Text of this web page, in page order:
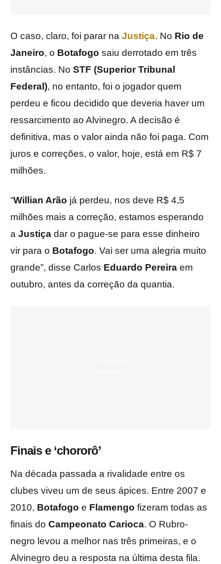
O caso, claro, foi parar na Justiça. No Rio de
Janeiro, o Botafogo saiu derrotado em três
instâncias. No STF (Superior Tribunal
Federal), no entanto, foi o jogador quem
perdeu e ficou decidido que deveria haver um
ressarcimento ao Alvinegro. A decisão é
definitiva, mas o valor ainda não foi paga. Com
juros e correções, o valor, hoje, está em R$ 7
milhões.
“Willian Arão já perdeu, nos deve R$ 4,5
milhões mais a correção, estamos esperando
a Justiça dar o pague-se para esse dinheiro
vir para o Botafogo. Vai ser uma alegria muito
grande”, disse Carlos Eduardo Pereira em
outubro, antes da correção da quantia.
Finais e ‘chororô’
Na década passada a rivalidade entre os
clubes viveu um de seus ápices. Entre 2007 e
2010, Botafogo e Flamengo fizeram todas as
finais do Campeonato Carioca. O Rubro-
negro levou a melhor nas três primeiras, e o
Alvinegro deu a resposta na última desta fila.